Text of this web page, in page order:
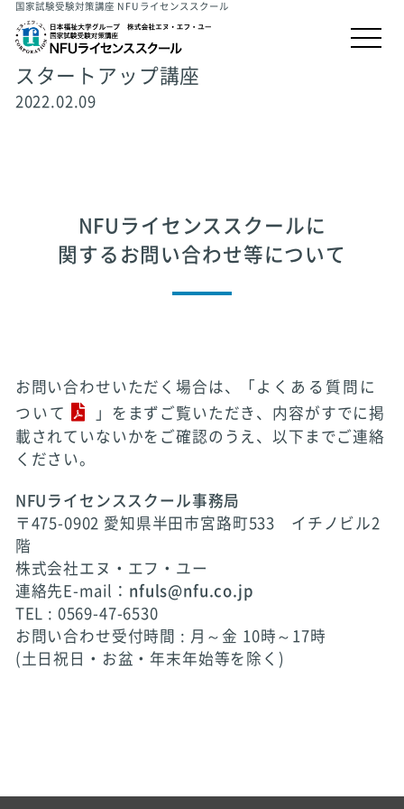
国家試験受験対策講座 NFUライセンススクール
スタートアップ講座
2022.02.09
NFUライセンススクールに
関するお問い合わせ等について
お問い合わせいただく場合は、「 よくある質問に
ついて
」をまずご覧いただき、内容がすでに掲
載されていないかをご確認のうえ、以下までご連絡
ください。
NFUライセンススクール事務局
〒475-0902 愛知県半田市宮路町533 イチノビル2
階
株式会社エヌ・エフ・ユー
連絡先E-mail： nfuls@nfu.co.jp
TEL : 0569-47-6530
お問い合わせ受付時間 : 月～金 10時～17時
(土日祝日・お盆・年末年始等を除く)